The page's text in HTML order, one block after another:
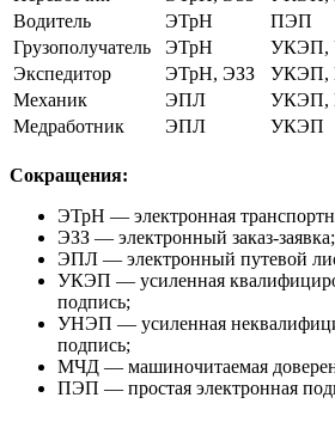
Водитель
ЭТрН
ПЭП
Грузополучатель
ЭТрН
УКЭП,
Экспедитор
ЭТрН, ЭЗЗ
УКЭП,
Механик
ЭПЛ
УКЭП,
Медработник
ЭПЛ УКЭП
Сокращения:
ЭТрН — электронная
ЭЗЗ — электронный заказ-заявка;
ЭПЛ — электронный путевой
УКЭП — усиленная
подпись;
УНЭП — усиленная
подпись;
МЧД — машиночитаемая
ПЭП — простая электронная